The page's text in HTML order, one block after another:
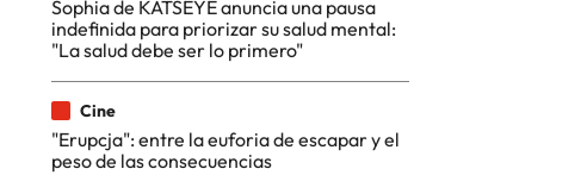
Sophia de KATSEYE anuncia una pausa
indefinida para priorizar su salud mental:
"La salud debe ser lo primero"
Cine
"Erupcja": entre la euforia de escapar y el
peso de las consecuencias